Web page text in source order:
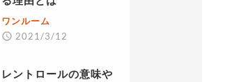
ワンルーム
2021/3/12
レントロールの意味や